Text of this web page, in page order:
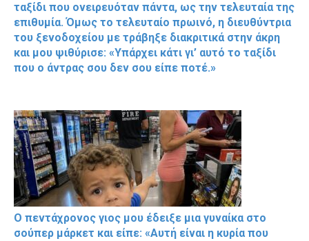
ταξίδι που ονειρευόταν πάντα, ως την τελευταία της
επιθυμία. Όμως το τελευταίο πρωινό, η διευθύντρια
του ξενοδοχείου με τράβηξε διακριτικά στην άκρη
και μου ψιθύρισε: «Υπάρχει κάτι γι’ αυτό το ταξίδι
που ο άντρας σου δεν σου είπε ποτέ.»
Ο πεντάχρονος γιος μου έδειξε μια γυναίκα στο
σούπερ μάρκετ και είπε: «Αυτή είναι η κυρία που